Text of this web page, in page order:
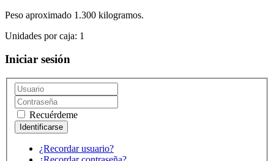
Peso aproximado 1.300 kilogramos.
Unidades por caja: 1
Iniciar sesión
Recuérdeme
¿Recordar usuario?